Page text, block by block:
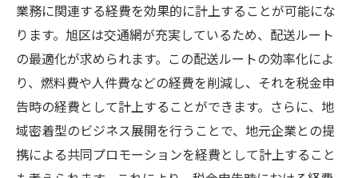
税理士との連携で得られる節税メリット
旭区特有のビジネス環境を考慮した税務戦
略
経費を最大限活用した節税の実践例
地域の法令に基づいた正しい税務処理
税金を抑えて利益を最大化するための計画
旭区の地理を活用した軽貨物配送の節税プラン
業務に関連する経費を効果的に計上することが可能にな
ります。旭区は交通網が充実しているため、配送ルート
の最適化が求められます。この配送ルートの効率化によ
り、燃料費や人件費などの経費を削減し、それを税金申
告時の経費として計上することができます。さらに、地
域密着型のビジネス展開を行うことで、地元企業との提
携による共同プロモーションを経費として計上すること